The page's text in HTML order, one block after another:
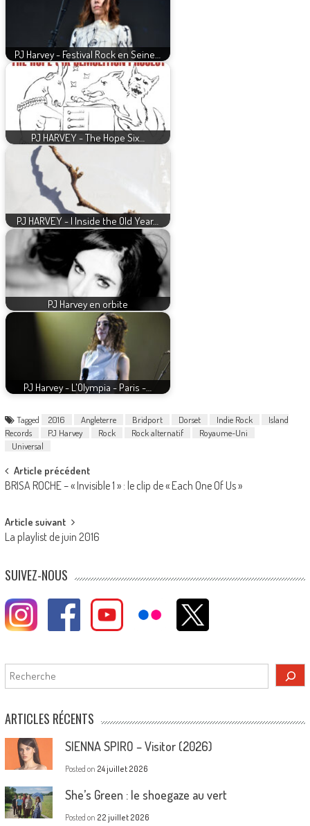
PJ Harvey - Festival Rock en Seine…
PJ HARVEY - The Hope Six…
PJ HARVEY - I Inside the Old Year…
PJ Harvey en orbite
PJ Harvey - L'Olympia - Paris -…
Tagged 2016 Angleterre Bridport Dorset Indie Rock
Island
Records
PJ Harvey Rock Rock alternatif
Royaume-Uni
Universal
Post
navigation
Article précédent
BRISA ROCHE – « Invisible 1 » : le clip de « Each One Of Us »
Article suivant
La playlist de juin 2016
SUIVEZ-NOUS
Rechercher
ARTICLES RÉCENTS
SIENNA SPIRO – Visitor (2026)
Posted on 24 juillet 2026
She’s Green : le shoegaze au vert
Posted on 22 juillet 2026